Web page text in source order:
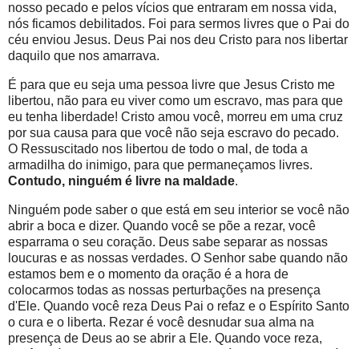
nosso pecado e pelos vícios que entraram em nossa vida,
nós ficamos debilitados. Foi para sermos livres que o Pai do
céu enviou Jesus. Deus Pai nos deu Cristo para nos libertar
daquilo que nos amarrava.
É para que eu seja uma pessoa livre que Jesus Cristo me
libertou, não para eu viver como um escravo, mas para que
eu tenha liberdade! Cristo amou você, morreu em uma cruz
por sua causa para que você não seja escravo do pecado.
O Ressuscitado nos libertou de todo o mal, de toda a
armadilha do inimigo, para que permaneçamos livres.
Contudo, ninguém é livre na maldade.
Ninguém pode saber o que está em seu interior se você não
abrir a boca e dizer. Quando você se põe a rezar, você
esparrama o seu coração. Deus sabe separar as nossas
loucuras e as nossas verdades. O Senhor sabe quando não
estamos bem e o momento da oração é a hora de
colocarmos todas as nossas perturbações na presença
d'Ele. Quando você reza Deus Pai o refaz e o Espírito Santo
o cura e o liberta. Rezar é você desnudar sua alma na
presença de Deus ao se abrir a Ele. Quando voce reza,